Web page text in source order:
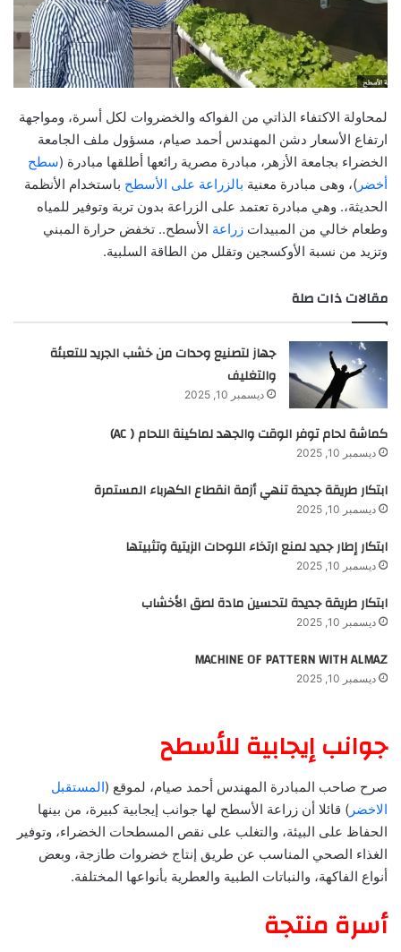
لمحاولة الاكتفاء الذاتي من الفواكه والخضروات لكل أسرة، ومواجهة
ارتفاع الأسعار دشن المهندس أحمد صيام، مسؤول ملف الجامعة
الخضراء بجامعة الأزهر، مبادرة مصرية رائعها أطلقها مبادرة (سطح
أخضر )، وهى مبادرة معنية بالزراعة على الأسطح باستخدام الأنظمة
الحديثة،. وهي مبادرة تعتمد على الزراعة بدون تربة وتوفير للمياه
وطعام خالي من المبيدات زراعة الأسطح.. تخفض حرارة المبني
وتزيد من نسبة الأوكسجين وتقلل من الطاقة السلبية.
مقالات ذات صلة
جهاز لتصنيع وحدات من خشب الجريد للتعبئة
والتغليف
ديسمبر 10, 2025
كماشة لحام توفر الوقت والجهد لماكينة اللحام ( AC)
ديسمبر 10, 2025
ابتكار طريقة جديدة تنهي أزمة انقطاع الكهرباء المستمرة
ديسمبر 10, 2025
ابتكار إطار جديد لمنع ارتخاء اللوحات الزيتية وتثبيتها
ديسمبر 10, 2025
ابتكار طريقة جديدة لتحسين مادة لصق الأخشاب
ديسمبر 10, 2025
MACHINE OF PATTERN WITH ALMAZ
ديسمبر 10, 2025
جوانب إيجابية للأسطح
صرح صاحب المبادرة المهندس أحمد صيام، لموقع (المستقبل
الاخضر ) قائلا أن زراعة الأسطح لها جوانب إيجابية كبيرة، من بينها
الحفاظ على البيئة، والتغلب على نقص المسطحات الخضراء، وتوفير
الغذاء الصحي المناسب عن طريق إنتاج خضروات طازجة، وبعض
أنواع الفاكهة، والنباتات الطبية والعطرية بأنواعها المختلفة.
أسرة منتجة